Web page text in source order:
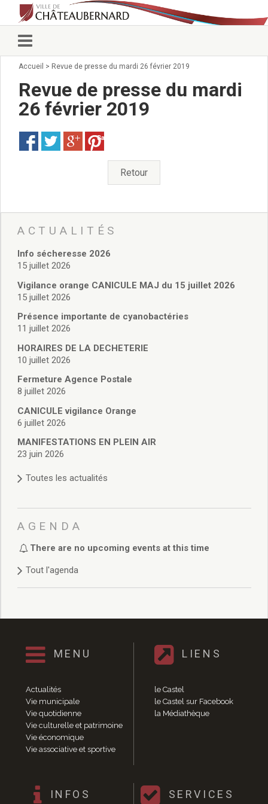
Vie municipale
Conseillers municipaux
Commissions 2026
Arrêtés du Maire
Services municipaux
Pour venir nous voir
administratives
Services Techniques
Affaires Scolaires
Vie associative
Police Municipale/règlementation
Cimetière/réglementation funéraire
Services en ligne
Licences boissons
Cadastre
Actes d’état civil
Budget de Fonctionnement
Budget d’Investissement
Conseils municipaux
Règlement du conseil municipal
Délibérations 2025
Délibérations 2022
Délibérations 2021
Délibérations 2020
Délibérations 2019
Délibérations 2018
Délibérations 2014
Délibérations 2013
Délibérations 2011
Délibérations 2010
Délibérations 2009
Délibérations 2008
Agenda réunions publiques
Marchés publics
Vie quotidienne
Accueil > Revue de presse du mardi 26 février 2019
Revue de presse du mardi
26 février 2019
Save
Retour
ACTUALITÉS
Info sécheresse 2026
15 juillet 2026
Vigilance orange CANICULE MAJ du 15 juillet 2026
15 juillet 2026
Présence importante de cyanobactéries
11 juillet 2026
HORAIRES DE LA DECHETERIE
10 juillet 2026
Fermeture Agence Postale
8 juillet 2026
CANICULE vigilance Orange
6 juillet 2026
MANIFESTATIONS EN PLEIN AIR
23 juin 2026
Toutes les actualités
AGENDA
There are no upcoming events at this time
Tout l'agenda
MENU
Actualités
Vie municipale
Vie quotidienne
Vie culturelle et patrimoine
Vie économique
Vie associative et sportive
LIENS
le Castel
le Castel sur Facebook
la Médiathèque
INFOS SERVICES